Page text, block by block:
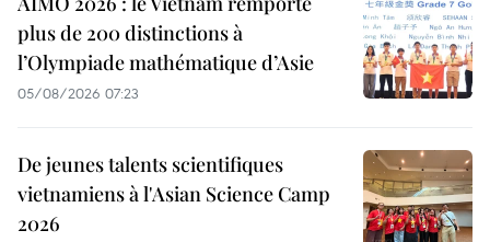
plus de 200 distinctions à
l’Olympiade mathématique d’Asie
05/08/2026 07:23
De jeunes talents scientifiques
vietnamiens à l'Asian Science Camp
2026